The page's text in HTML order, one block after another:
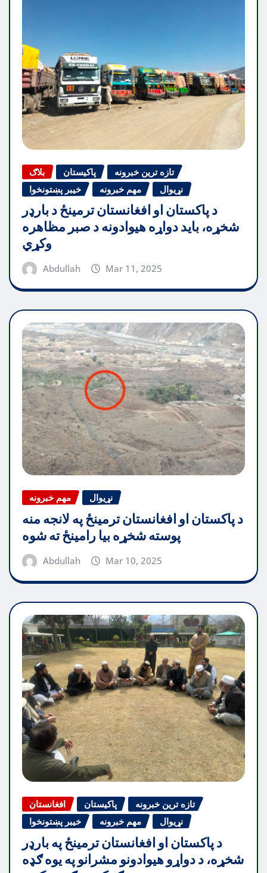
بلاګ پاکیستان
تازه ترین خبرونه
خیبر پښتونخوا
مهم خبرونه نړیوال
د پاکستان او افغانستان ترمینځ د بارډر
شخړه، باید دواړه هیوادونه د صبر مظاهره
وکړي
Abdullah Mar 11, 2025
مهم خبرونه نړیوال
د پاکستان او افغانستان ترمینځ په لانجه منه
پوسته شخړه بیا رامینځ ته شوه
Abdullah Mar 10, 2025
افغانستان پاکیستان
تازه ترین خبرونه
خیبر پښتونخوا
مهم خبرونه نړیوال
د پاکستان او افغانستان ترمینځ په بارډر
شخړه، د دواړو هیوادونو مشرانو په یوه ګډه